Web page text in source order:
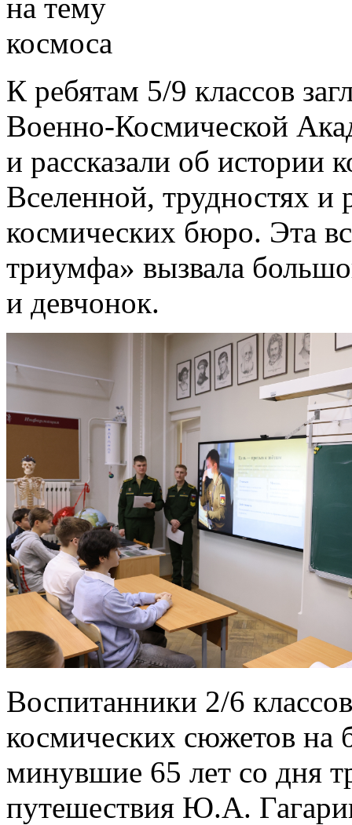
К ребятам 5/9 классов
Военно-Космической
и рассказали об истории
Вселенной, трудностях и
космических бюро. Эта
триумфа» вызвала
и девчонок.
Воспитанники 2/6
космических сюжетов на
минувшие 65 лет со дня
путешествия Ю.А.